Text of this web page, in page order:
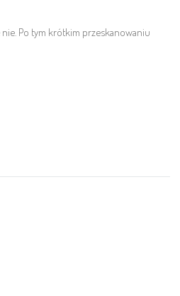
nie. Po tym krótkim przeskanowaniu